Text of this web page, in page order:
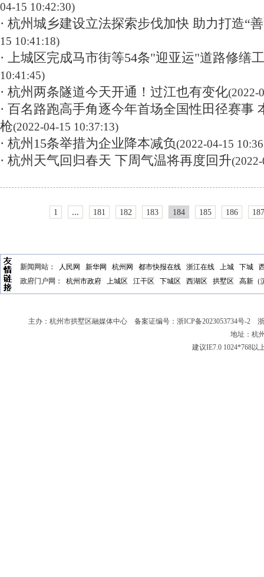
04-15 10:42:30)
· 杭州城乡建设立法探索步伐加快 助力打造“
15 10:41:18)
· 上城区完成马市街等54条"迎亚运"道路修缮
10:41:45)
· 杭州两条隧道今天开通！过江也有变化(2022-
· 百名路跑高手角逐今年首场全国性田径赛事
枪(2022-04-15 10:37:13)
· 杭州15条举措为企业降本减负(2022-04-15
· 杭州天气回归春天 下周气温将再度回升
1 ... 181 182 183 184 185 186 187
新闻网站： 人民网 新华网 杭州网 都市快报在线 浙江在线 上城 下城
政府门户网：
杭州市政府 上城区 江干区 下城区 西湖区 拱墅区 高新（
主办：杭州市拱墅区融媒体中心 备案证编号： 浙ICP备2023053734号-2 浙
地址：杭
建议IE7.0 1024*768